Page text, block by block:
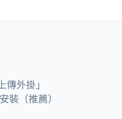
外掛」
裝（推薦）